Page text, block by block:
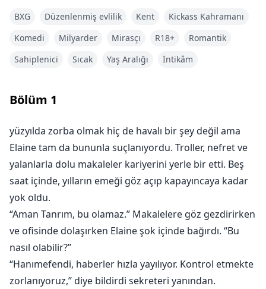
öğrendikten sonra onu en kötü şekilde terk etti.
Dikkatimi bile hak etmiyorsun," diye tısladı.
Ama en karanlık anında ve çaresizliğinde, biri ona
serveti ve gücüyle en güçlü hükümdarları bile diz
çöktürebilecek biriydi. Ve o sadece herhangi biri
değildi, eski sevgilisinin milyarder amcasıydı. Elaine,
çaresizliğinde şeytanla bir anlaşma imzaladı.
"Benimle evlen, kalbini kıranların bedelini ödeteyim!"
Arkasında bir imparatorlukla, açgözlü kız kardeşi ve
eski sevgilisi şimdi ayaklarına kapanıyor.
"Şimdi kim artıklarla yetiniyor, sevgili eski sevgilim?
BXG Düzenlenmiş evlilik Kent
Kickass Kahramanı
Komedi
Milyarder Mirasçı R18+
Romantik
Sahiplenici
Sıcak Yaş Aralığı İntikâm
Bölüm 1
yüzyılda zorba olmak hiç de havalı bir şey değil ama
Elaine tam da bununla suçlanıyordu. Troller, nefret ve
yalanlarla dolu makaleler kariyerini yerle bir etti. Beş
saat içinde, yılların emeği göz açıp kapayıncaya kadar
yok oldu.
“Aman Tanrım, bu olamaz.” Makalelere göz gezdirirken
ve ofisinde dolaşırken Elaine şok içinde bağırdı. “Bu
nasıl olabilir?”
“Hanımefendi, haberler hızla yayılıyor. Kontrol etmekte
zorlanıyoruz,” diye bildirdi sekreteri yanından.